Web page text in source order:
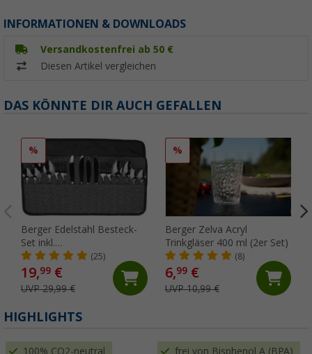
INFORMATIONEN & DOWNLOADS
Versandkostenfrei ab 50 €
Diesen Artikel vergleichen
DAS KÖNNTE DIR AUCH GEFALLEN
%
Berger Edelstahl Besteck-
Set inkl.
Aufbewahrungstasche 16-
tlg.
(25)
19,99 €
UVP 29,99 €
%
Berger Zelva Acryl
Trinkgläser 400 ml (2er Set)
(8)
6,99€
UVP 10,99 €
HIGHLIGHTS
100% CO2-neutral frei von Bisphenol A (BPA)